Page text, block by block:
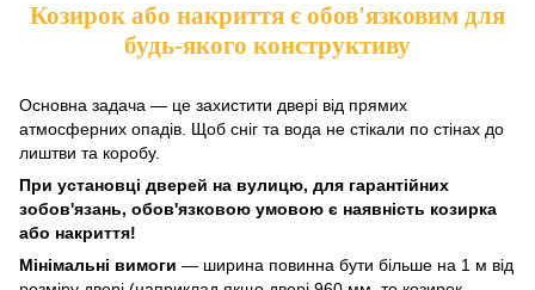
Козирок або накриття є обов'язковим для
будь-якого конструктиву
Основна задача — це захистити двері від прямих
атмосферних опадів. Щоб сніг та вода не стікали по стінах до
лиштви та коробу.
При установці дверей на вулицю, для гарантійних
зобов'язань, обов'язковою умовою є наявність козирка
або накриття!
Мінімальні вимоги — ширина повинна бути більше на 1 м від